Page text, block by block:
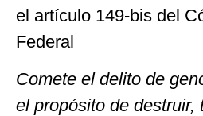
el artículo 149-bis del
Federal
Comete el delito de
el propósito de destruir,